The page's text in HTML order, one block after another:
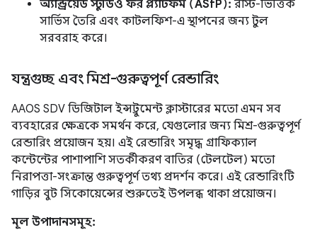
অ্যান্ড্রয়েড স্টুডিও ফর প্ল্যাটফর্ম (ASfP): রাস্ট-ভিত্তিক
সার্ভিস তৈরি এবং কাটলফিশ-এ স্থাপনের জন্য টুল
সরবরাহ করে।
যন্ত্রগুচ্ছ এবং মিশ্র-গুরুত্বপূর্ণ রেন্ডারিং
AAOS SDV ডিজিটাল ইন্সট্রুমেন্ট ক্লাস্টারের মতো এমন সব
ব্যবহারের ক্ষেত্রকে সমর্থন করে, যেগুলোর জন্য মিশ্র-গুরুত্বপূর্ণ
রেন্ডারিং প্রয়োজন হয়। এই রেন্ডারিং সমৃদ্ধ গ্রাফিক্যাল
কন্টেন্টের পাশাপাশি সতর্কীকরণ বাতির (টেলটেল) মতো
নিরাপত্তা-সংক্রান্ত গুরুত্বপূর্ণ তথ্য প্রদর্শন করে। এই রেন্ডারিংটি
গাড়ির বুট সিকোয়েন্সের শুরুতেই উপলব্ধ থাকা প্রয়োজন।
মূল উপাদানসমূহ: